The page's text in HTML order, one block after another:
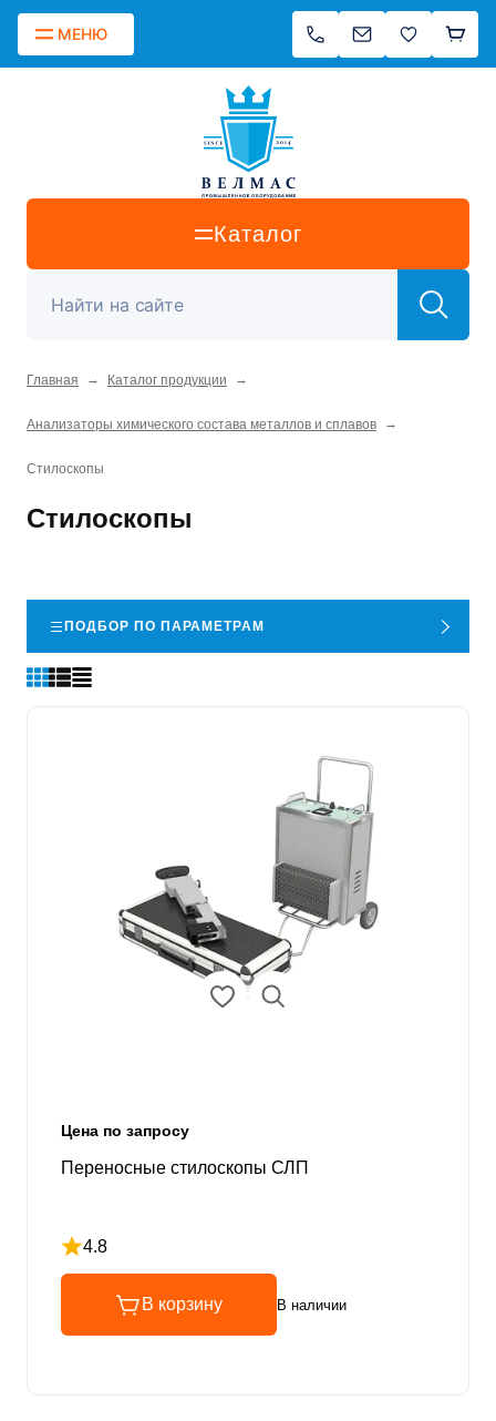
МЕНЮ
Каталог
Главная → Каталог продукции →
Анализаторы химического состава металлов и сплавов →
Стилоскопы
Стилоскопы
ПОДБОР ПО ПАРАМЕТРАМ
Цена по запросу
Переносные стилоскопы СЛП
4.8
Рейтинг 4.8 из 5
В корзину В наличии